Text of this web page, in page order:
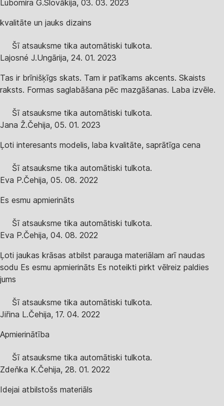
Lubomíra G.Slovākija, 03. 03. 2023
kvalitāte un jauks dizains
Šī atsauksme tika automātiski tulkota.
Lajosné J.Ungārija, 24. 01. 2023
Tas ir brīnišķīgs skats. Tam ir patīkams akcents. Skaists
raksts. Formas saglabāšana pēc mazgāšanas. Laba izvēle.
Šī atsauksme tika automātiski tulkota.
Jana Ž.Čehija, 05. 01. 2023
Ļoti interesants modelis, laba kvalitāte, saprātīga cena
Šī atsauksme tika automātiski tulkota.
Eva P.Čehija, 05. 08. 2022
Es esmu apmierināts
Šī atsauksme tika automātiski tulkota.
Eva P.Čehija, 04. 08. 2022
Ļoti jaukas krāsas atbilst parauga materiālam arī naudas
sodu Es esmu apmierināts Es noteikti pirkt vēlreiz paldies
jums
Šī atsauksme tika automātiski tulkota.
Jiřina L.Čehija, 17. 04. 2022
Apmierinātība
Šī atsauksme tika automātiski tulkota.
Zdeňka K.Čehija, 28. 01. 2022
Idejai atbilstošs materiāls